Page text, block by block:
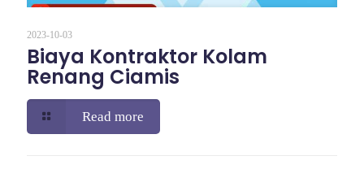
2023-10-03
Biaya Kontraktor Kolam
Renang Ciamis
Read more